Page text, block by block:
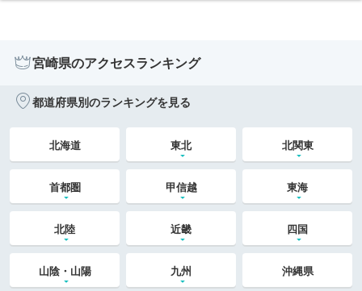
宮崎県のアクセスランキング
都道府県別のランキングを見る
北海道 東北 北関東
首都圏 甲信越 東海
北陸 近畿 四国
山陰・山陽 九州 沖縄県